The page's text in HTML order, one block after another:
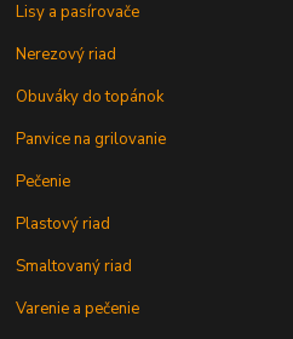
Lisy a pasírovače
Nerezový riad
Obuváky do topánok
Panvice na grilovanie
Pečenie
Plastový riad
Smaltovaný riad
Varenie a pečenie